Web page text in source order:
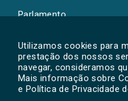
Utilizamos cookies para
prestação dos nossos
navegar, consideramos
Mais informação sobre
e Política de Privacidade
Parlamento